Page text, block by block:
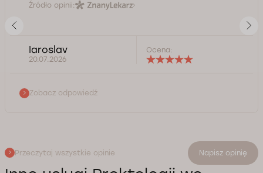
Źródło opinii:
Iaroslav
20.07.2026
Ocena:
Zobacz odpowiedź
Przeczytaj wszystkie opinie Napisz opinię